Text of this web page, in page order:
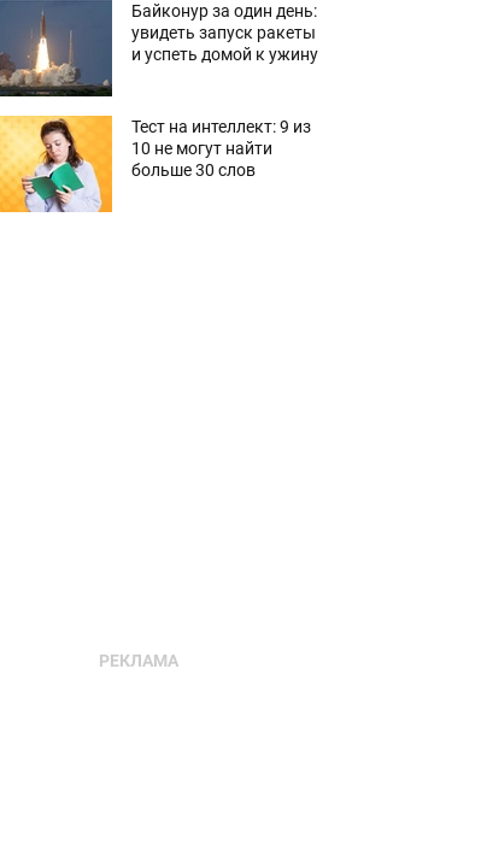
Байконур за один день:
увидеть запуск ракеты
и успеть домой к ужину
Тест на интеллект: 9 из
10 не могут найти
больше 30 слов